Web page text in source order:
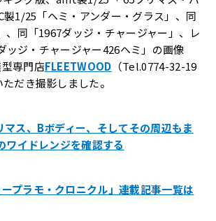
製1/25「ヘミ・アンダー・グラス」、同
、同「1967ダッジ・チャージャー」、レ
ッジ・チャージャー426ヘミ」の画像
専門店FLEETWOOD （Tel.0774-32-19
だき撮影しました。
マス、Bボディー、そしてその周辺もま
ワイドレンジを確認する
ープラモ・クロニクル」連載記事一覧は